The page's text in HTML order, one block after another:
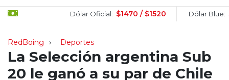
Dólar Oficial: $1470 / $1520 Dólar Blue:
RedBoing Deportes
La Selección argentina Sub
20 le ganó a su par de Chile